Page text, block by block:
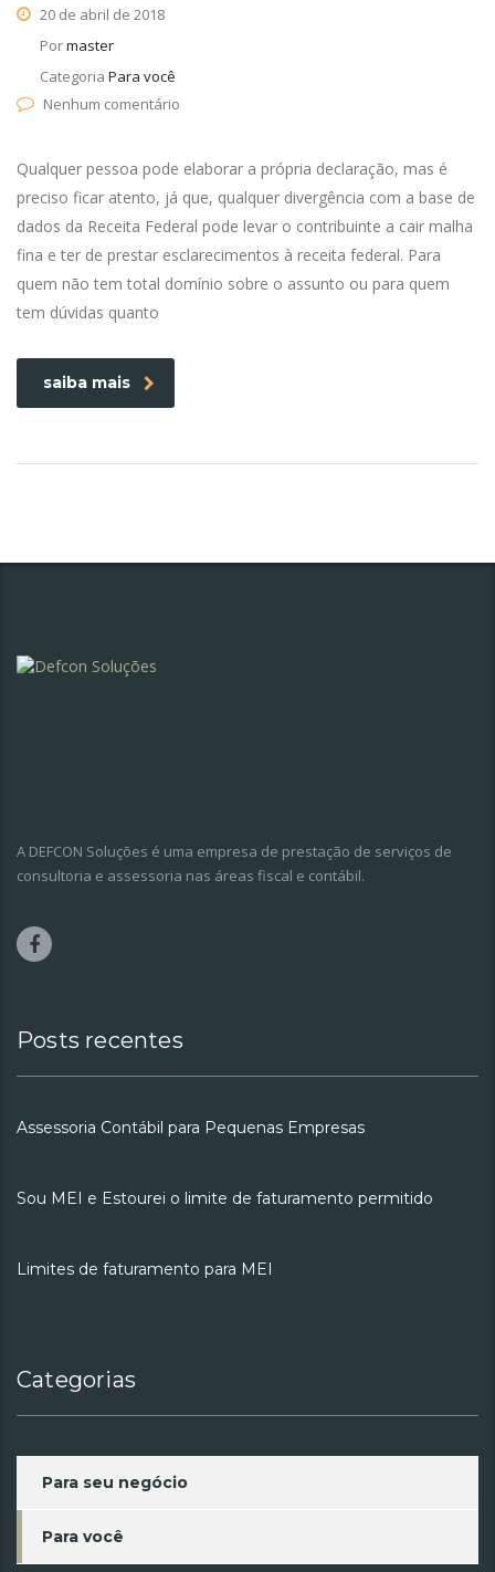
20 de abril de 2018
Pormaster
Categoria Para você
Nenhum comentário
Qualquer pessoa pode elaborar a própria declaração, mas é
preciso ficar atento, já que, qualquer divergência com a base de
dados da Receita Federal pode levar o contribuinte a cair malha
fina e ter de prestar esclarecimentos à receita federal. Para
quem não tem total domínio sobre o assunto ou para quem
tem dúvidas quanto
saiba mais
A DEFCON Soluções é uma empresa de prestação de serviços de
consultoria e assessoria nas áreas fiscal e contábil.
Posts recentes
Assessoria Contábil para Pequenas Empresas
Sou MEI e Estourei o limite de faturamento permitido
Limites de faturamento para MEI
Categorias
Para seu negócio
Para você